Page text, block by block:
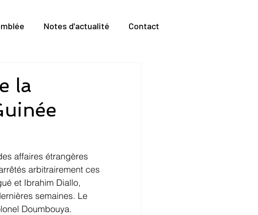
Notes d'actualité Contact
la
affaires étrangères
arbitrairement ces
et Ibrahim Diallo,
semaines. Le
Doumbouya.